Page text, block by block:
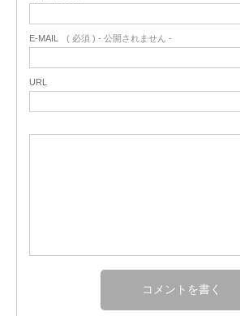
E-MAIL ( 必須 ) - 公開されません -
URL